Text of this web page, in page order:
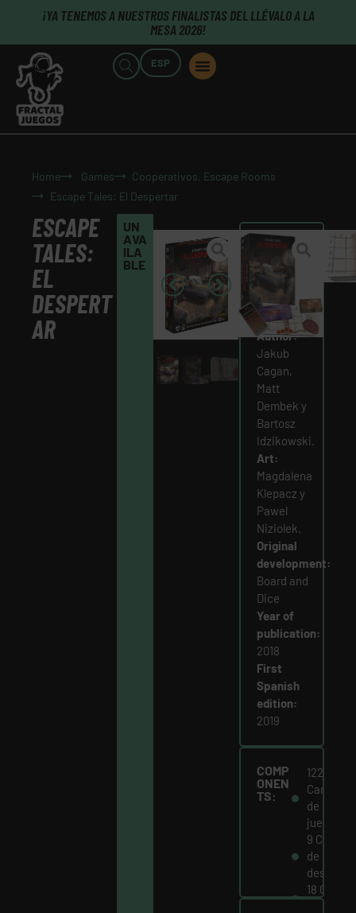
¡YA TENEMOS A NUESTROS FINALISTAS DEL LLÉVALO A LA
MESA 2026!
ESP
Home Games Cooperativos Escape Rooms
Escape Tales: El Despertar
ESCAPE
TALES:
EL
DESPERT
AR
UN
AVA
ILA
BLE
Original
title:
Escape
Tales: The
Awakening
Author:
Jakub
Cagan,
Matt
Dembek y
Bartosz
Idzikowski.
Art:
Magdalena
Klepacz y
Pawel
Niziolek.
Original
development:
Board and
Dice
Year of
publication:
2018
First
Spanish
edition:
2019
COMP
ONEN
TS:
122
Cartas
de
juego
9 Cartas
de
desdicha
18 Cartas